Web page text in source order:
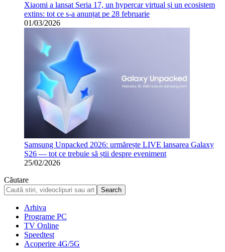
Xiaomi a lansat Seria 17, un hypercar virtual și un ecosistem
extins: tot ce s-a anunțat pe 28 februarie
01/03/2026
Samsung Unpacked 2026: urmărește LIVE lansarea Galaxy
S26 — tot ce trebuie să știi despre eveniment
25/02/2026
Căutare
Arhiva
Programe PC
TV Online
Speedtest
Acoperire 4G/5G